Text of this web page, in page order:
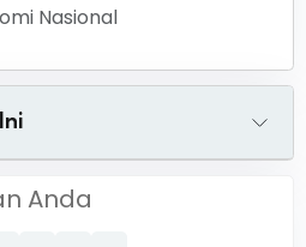
Nasional
Anda